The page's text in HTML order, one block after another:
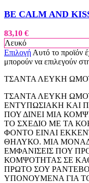
BE CALM AND
83,10 €
Λευκό
Επιλογή Αυτό το προϊόν
μπορούν να επιλεγούν
ΤΣΑΝΤΑ ΛΕΥΚΗ
ΤΣΑΝΤΑ ΛΕΥΚΗ
ΕΝΤΥΠΩΣΙΑΚΗ ΚΑΙ
ΠΟΥ ΔΙΝΕΙ ΜΙΑ
ΤΟ ΣΧΕΔΙΟ ΜΕ ΤΑ
ΦΟΝΤΟ ΕΙΝΑΙ
ΘΗΛΥΚΟ. ΜΙΑ
ΕΜΦΑΝΙΣΕΙΣ ΠΟΥ
ΚΟΜΨΟΤΗΤΑΣ ΣΕ
ΠΡΩΤΟ ΣΟΥ
ΥΠΟΝΟΥΜΕΝΑ ΓΙΑ